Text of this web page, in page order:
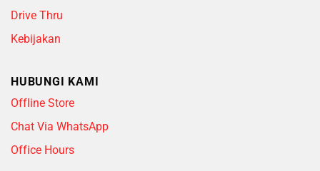
Drive Thru
Kebijakan
HUBUNGI KAMI
Offline Store
Chat Via WhatsApp
Office Hours